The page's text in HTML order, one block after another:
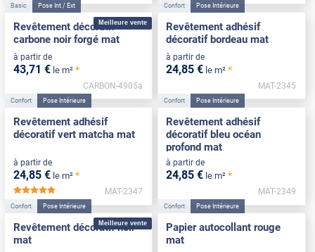
Meilleure vente
Basic Pose Int / Ext
Revêtement décoratif
carbone noir forgé mat
à partir de
43,71 € le m² *
CARBON-4905a
Confort Pose Intérieure
Revêtement adhésif
décoratif bordeau mat
à partir de
24,85 € le m² *
MAT-2345
Confort Pose Intérieure
Revêtement adhésif
décoratif vert matcha mat
à partir de
24,85 € le m² *
MAT-2347
Confort Pose Intérieure
Revêtement adhésif
décoratif bleu océan
profond mat
à partir de
24,85 € le m² *
MAT-2349
Meilleure vente
Confort Pose Intérieure
Revêtement décoratif noir
mat
Confort Pose Intérieure
Papier autocollant rouge
mat